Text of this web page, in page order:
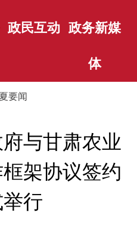
政民互动 政务新媒
体
要闻
与甘肃农业
架协议签约
行